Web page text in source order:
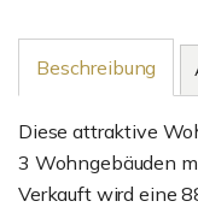
Beschreibung
Diese attraktive
3 Wohngebäuden
Verkauft wird eine